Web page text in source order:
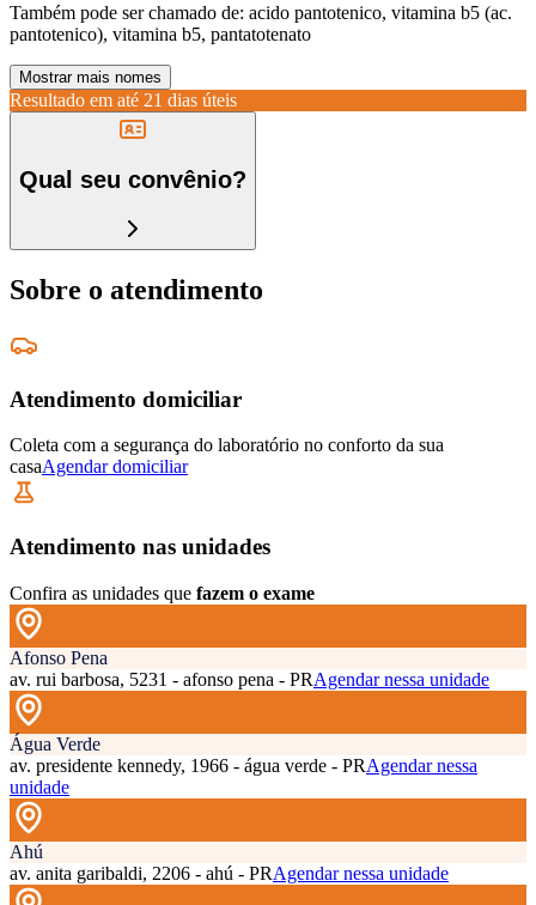
Também pode ser chamado de: acido pantotenico, vitamina b5 (ac.
pantotenico), vitamina b5, pantatotenato
Mostrar mais nomes
Resultado em até 21 dias úteis
Qual seu convênio?
Sobre o atendimento
Atendimento domiciliar
Coleta com a segurança do laboratório no conforto da sua
casaAgendar domiciliar
Atendimento nas unidades
Confira as unidades que fazem o exame
Afonso Pena
av. rui barbosa, 5231 - afonso pena - PRAgendar nessa unidade
Água Verde
av. presidente kennedy, 1966 - água verde - PRAgendar nessa
unidade
Ahú
av. anita garibaldi, 2206 - ahú - PRAgendar nessa unidade